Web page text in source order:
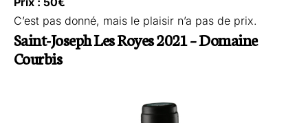
C’est pas donné, mais le plaisir n’a pas de prix.
Saint-Joseph Les Royes 2021 – Domaine
Courbis